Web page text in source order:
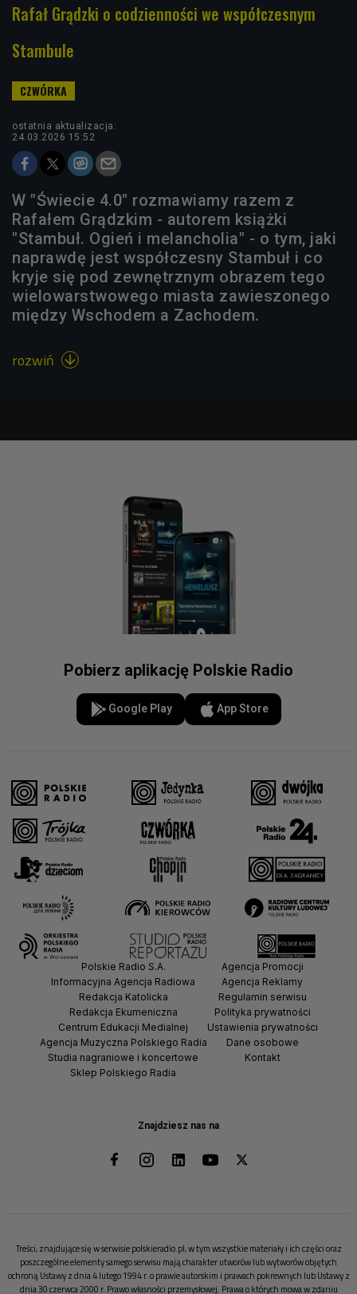
Rafał Grądzki o codzienności we współczesnym
Stambule
ostatnia aktualizacja:
24.03.2026 15:52
W "Świecie 4.0" rozmawiamy razem z
Rafałem Grądzkim - autorem książki
"Stambuł. Ogień i melancholia" - o tym, jaki
naprawdę jest współczesny Stambuł i co
kryje się pod zewnętrznym obrazem tego
wielowarstwowego miasta zawieszonego
między Wschodem a Zachodem.
rozwiń 
Pobierz aplikację Polskie Radio
Google Play App Store
Znajdziesz nas na
Polskie Radio S.A.
Informacyjna Agencja Radiowa
Redakcja Katolicka
Redakcja Ekumeniczna
Centrum Edukacji Medialnej
Agencja Muzyczna Polskiego Radia
Studia nagraniowe i koncertowe
Sklep Polskiego Radia
Agencja Promocji
Agencja Reklamy
Regulamin serwisu
Polityka prywatności
Ustawienia prywatności
Dane osobowe
Kontakt
Treści, znajdujące się w serwisie polskieradio.pl, w tym wszystkie materiały i ich części oraz
poszczególne elementy samego serwisu mają charakter utworów lub wytworów objętych
ochroną Ustawy z dnia 4 lutego 1994 r. o prawie autorskim i prawach pokrewnych lub Ustawy z
dnia 30 czerwca 2000 r. Prawo własności przemysłowej. Prawa o których mowa w zdaniu